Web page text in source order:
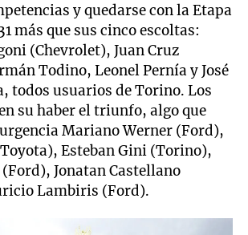
y quedarse con la Etapa
más que sus cinco escoltas:
(Chevrolet), Juan Cruz
Todino, Leonel Pernía y José
todos usuarios de Torino. Los
su haber el triunfo, algo que
Mariano Werner (Ford),
Esteban Gini (Torino),
Jonatan Castellano
Lambiris (Ford).